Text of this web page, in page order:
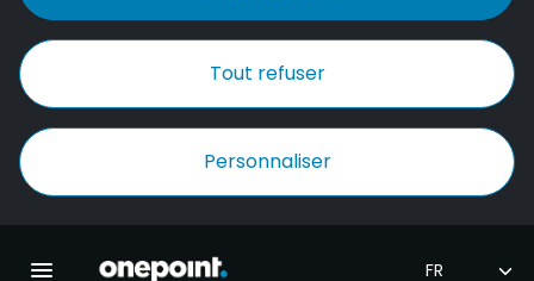
Tout refuser
Personnaliser
Accueil Onepoint